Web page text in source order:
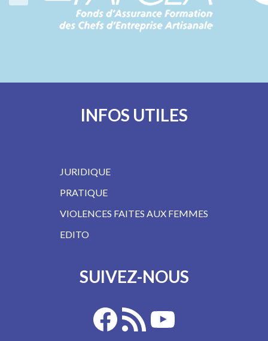
INFOS UTILES
JURIDIQUE
PRATIQUE
VIOLENCES FAITES AUX FEMMES
EDITO
SUIVEZ-NOUS